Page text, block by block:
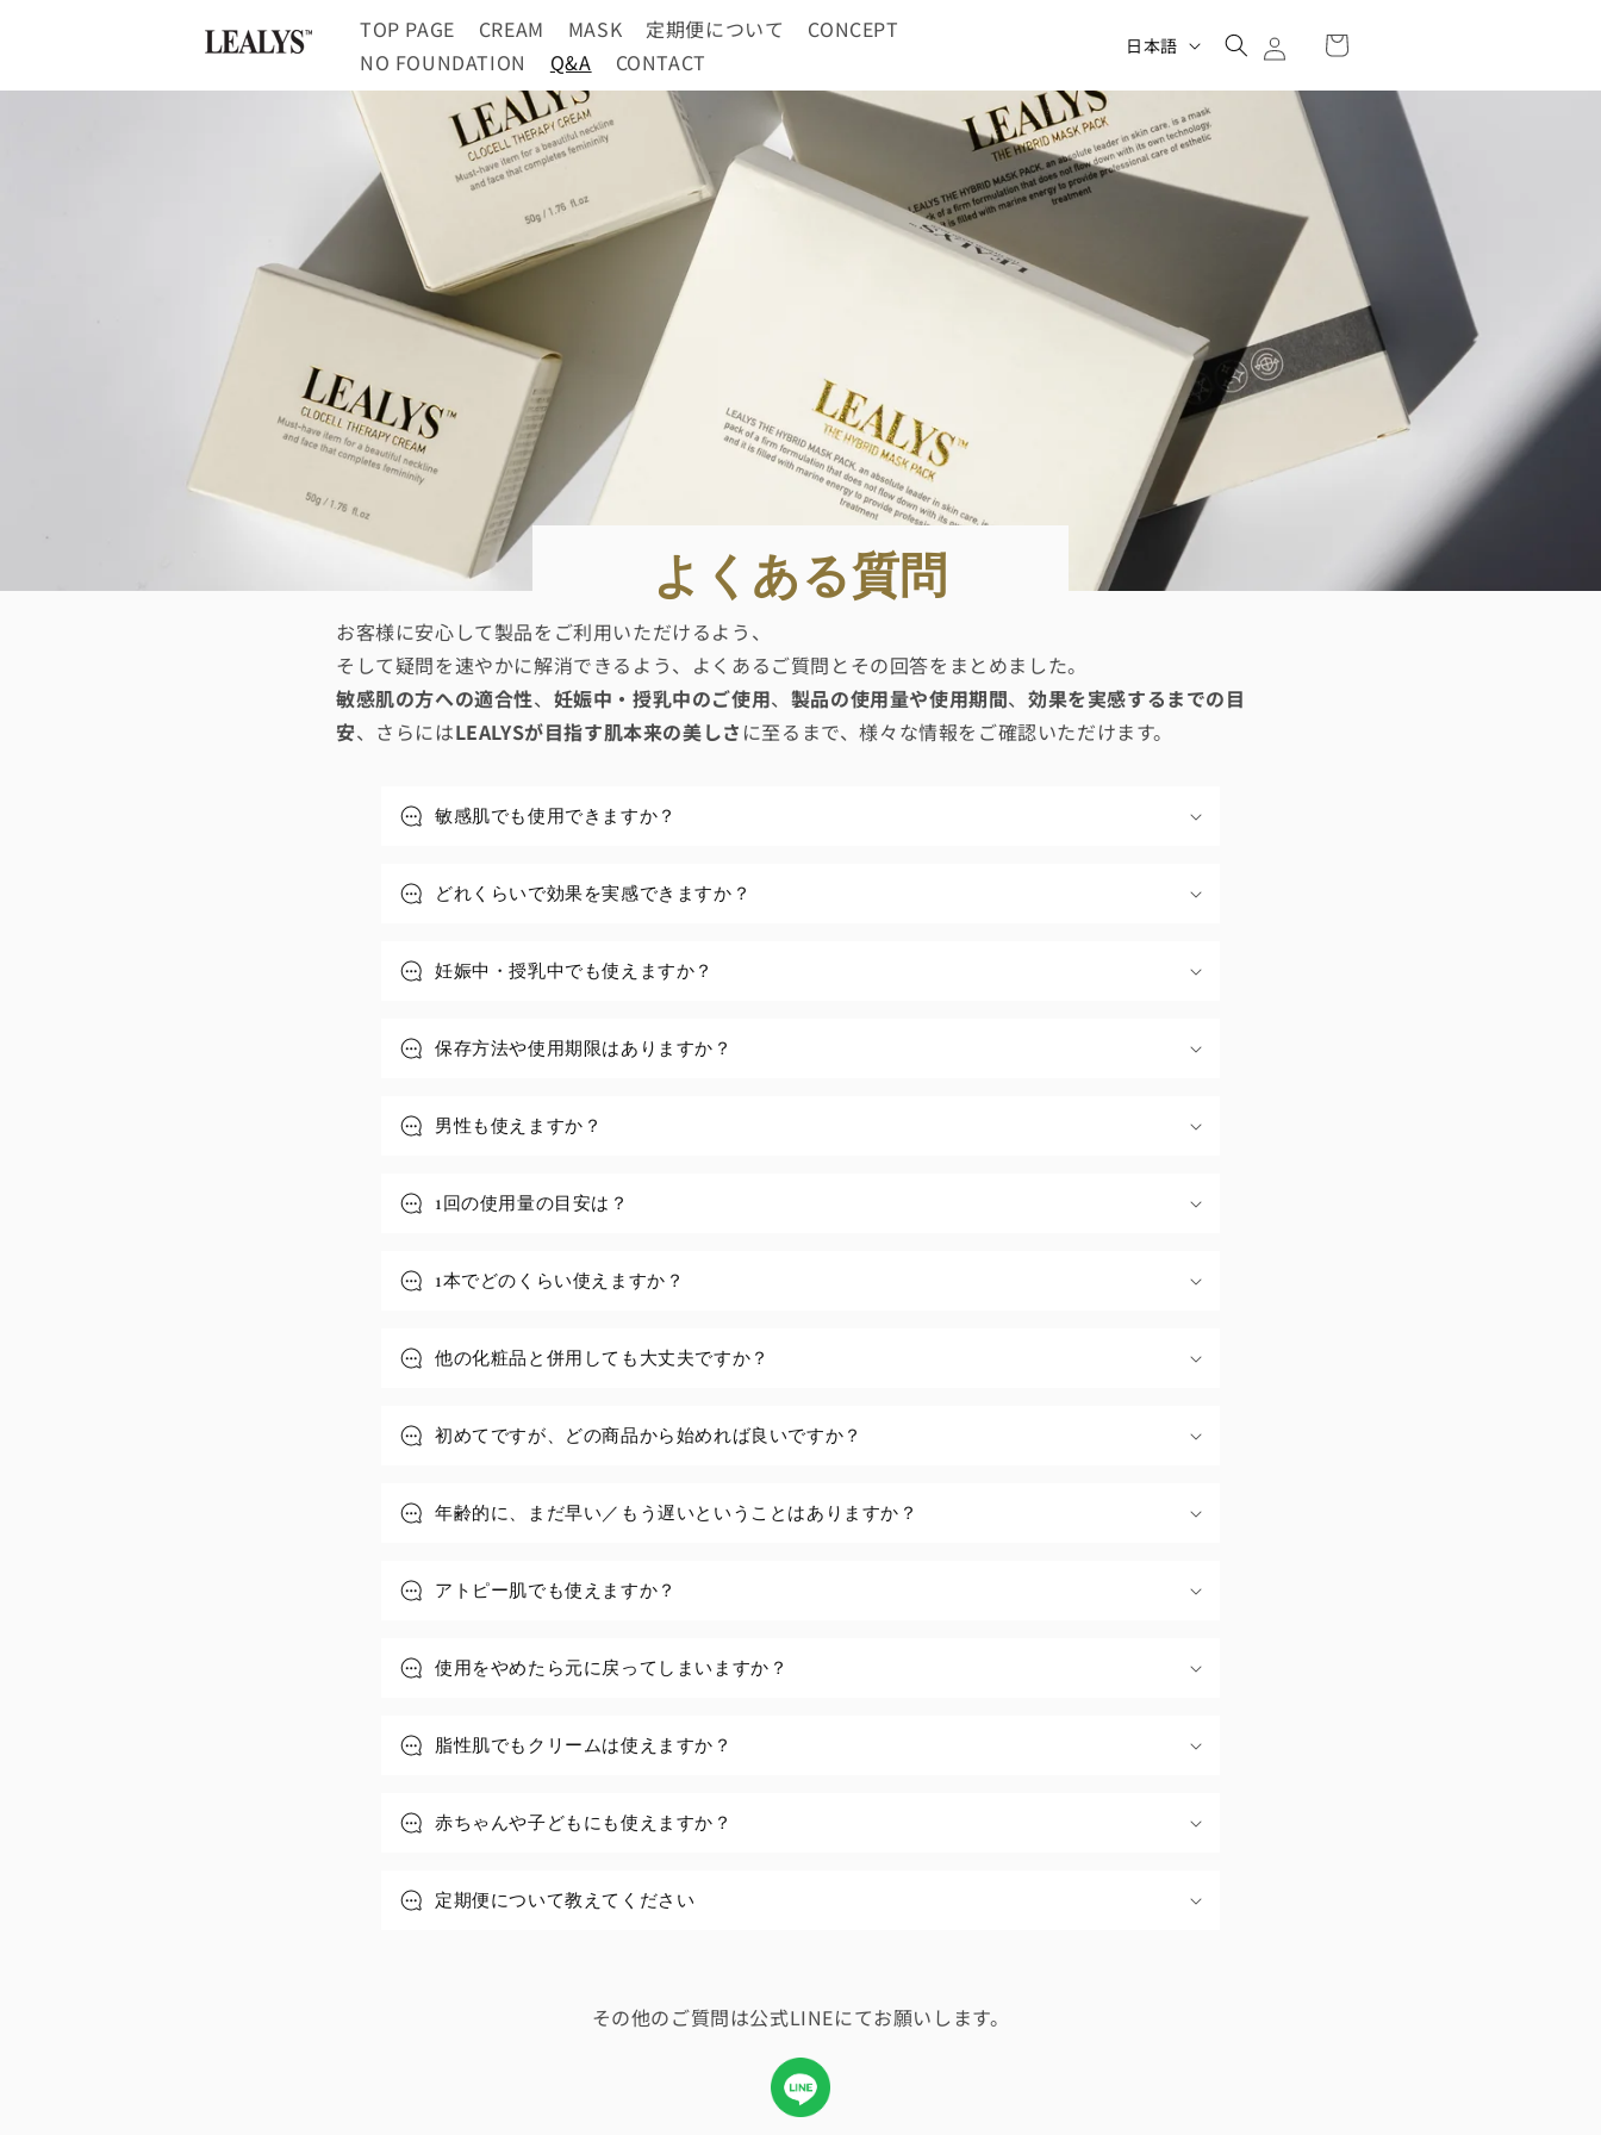
TOP PAGE CREAM MASK 定期便について
CONCEPT
NO FOUNDATION
Q&A CONTACT
言
日本語
ロ
グ
ー
ト
よくある質問
お客様に安心して製品をご利用いただけるよう、
そして疑問を速やかに解消できるよう、よくあるご質問とその回答をまとめました。
敏感肌の方への適合性、 妊娠中・授乳中のご使用、 製品の使用量や使用期間、効果を実感するまでの目
安、さらにはLEALYSが目指す肌本来の美しさ に至るまで、様々な情報をご確認いただけます。
折
り
た
た
み
可
な
ン
ン
敏感肌でも使用できますか？
どれくらいで効果を実感できますか？
妊娠中・授乳中でも使えますか？
保存方法や使用期限はありますか？
男性も使えますか？
1回の使用量の目安は？
1本でどのくらい使えますか？
他の化粧品と併用しても大丈夫ですか？
初めてですが、どの商品から始めれば良いですか？
年齢的に、まだ早い／もう遅いということはありますか？
アトピー肌でも使えますか？
使用をやめたら元に戻ってしまいますか？
脂性肌でもクリームは使えますか？
赤ちゃんや子どもにも使えますか？
定期便について教えてください
その他のご質問は公式LINEにてお願いします。